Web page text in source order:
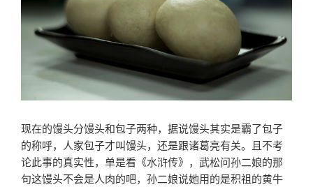
现在的馒头分馒头和包子两种，据说馒头其实是霸了包子
的称呼，人家包子才叫馒头，还是跟诸葛亮有关。且不考
论此事的真实性，单是看《水浒传》，武松问孙二娘的那
句这馒头不会是人肉的吧，孙二娘说她用的是积祖的黄牛